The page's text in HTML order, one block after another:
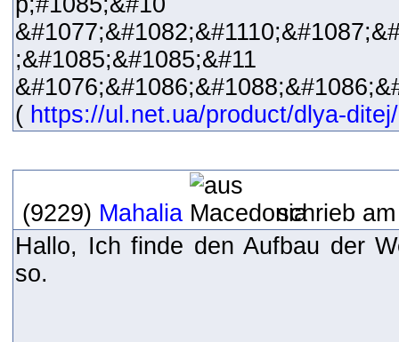
;&#1085;&#1085;&#11
( https://ul.net.ua/product/dlya-ditej/
(9229) Mahalia
schrieb
Hallo, Ich finde den Aufbau der
so.